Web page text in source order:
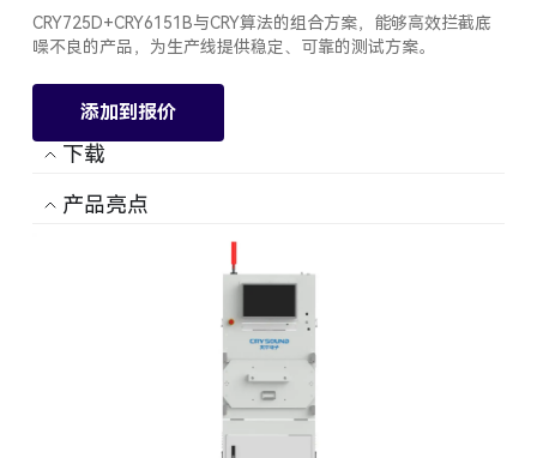
CRY725D+CRY6151B与CRY算法的组合方案，能够高效拦截底
噪不良的产品，为生产线提供稳定、可靠的测试方案。
添加到报价
下载
产品亮点